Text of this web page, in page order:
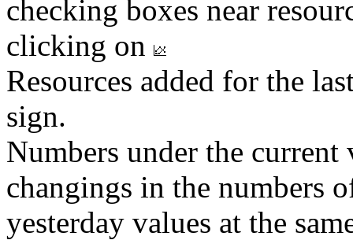
checking boxes near
clicking on
Resources added for the
sign.
Numbers under the
changings in the numbers
yesterday values at the